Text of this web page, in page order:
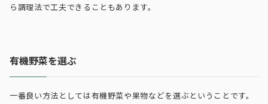
ら調理法で工夫できることもあります。
有機野菜を選ぶ
一番良い方法としては有機野菜や果物などを選ぶということです。